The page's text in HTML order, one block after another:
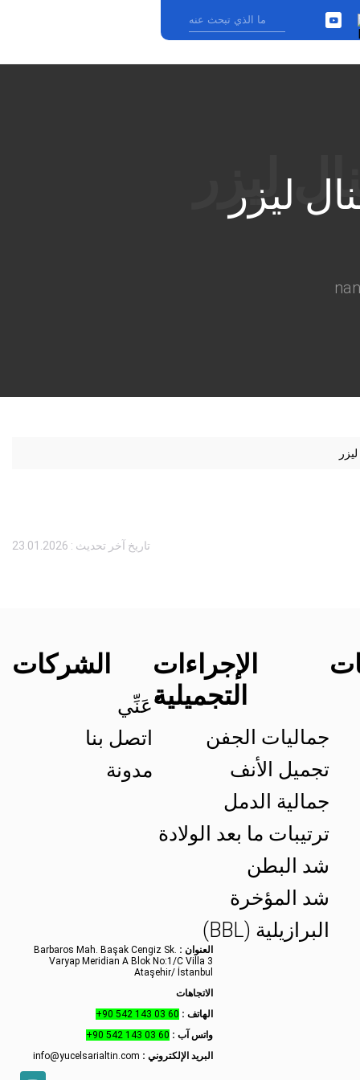
YouTube
ليزر
nan
تاريخ آخر تحديث : 23.01.2026
الشركات
ْعَنِّي
اتصل بنا
مدونة
الإجراءات
التجميلية
جماليات الجفن
تجميل الأنف
جمالية الدمل
ترتيبات ما بعد الولادة
شد البطن
شد المؤخرة
البرازيلية (BBL)
العنوان : Barbaros Mah. Başak Cengiz Sk.
Varyap Meridian A Blok No:1/C Villa 3
Ataşehir/ İstanbul
الاتجاهات
الهاتف : +90 542 143 03 60
واتس آب : +90 542 143 03 60
البريد الإلكتروني : info@yucelsarialtin.com